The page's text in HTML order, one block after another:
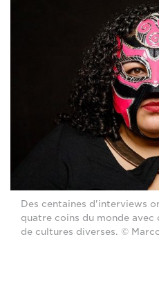
Des centaines d'interviews
quatre coins du monde
de cultures diverses. ©